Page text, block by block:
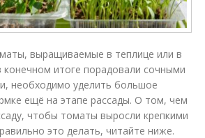
выращиваемые в теплице или в
конечном итоге порадовали сочными
необходимо уделить большое
ещё на этапе рассады. О том, чем
чтобы томаты выросли крепкими
это делать, читайте ниже.